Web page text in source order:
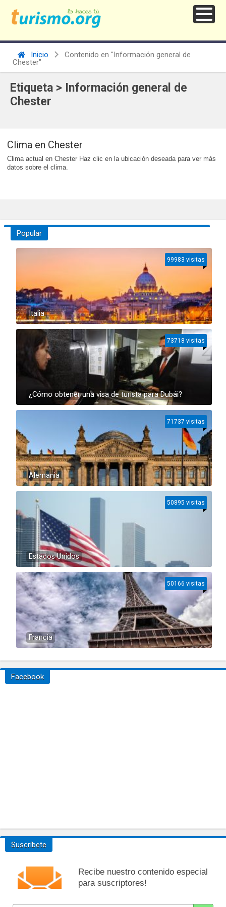
Inicio
Contenido en "Información general de
Chester"
Etiqueta > Información general de
Chester
Clima en Chester
Clima actual en Chester Haz clic en la ubicación deseada para ver más
datos sobre el clima.
Popular
Italia
99983 visitas
¿Cómo obtener una visa de turista para Dubái?
73718 visitas
Alemania
71737 visitas
Estados Unidos
50895 visitas
Francia
50166 visitas
Facebook
Suscríbete
Recibe nuestro contenido especial
para suscriptores!